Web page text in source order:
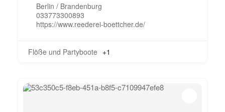
Berlin / Brandenburg
033773300893
https://www.reederei-boettcher.de/
Flöße und Partyboote +1